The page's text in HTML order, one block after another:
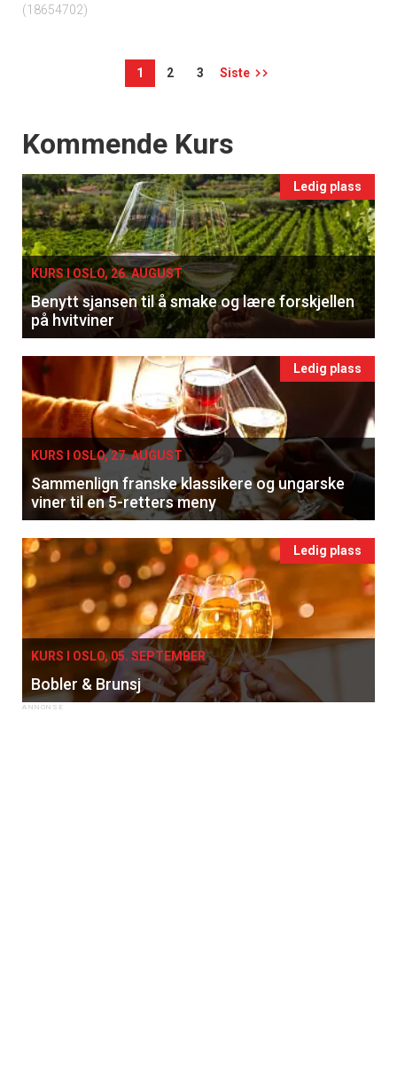
(18654702)
1 2 3 Siste
Events
Kommende Kurs
Ledig plass
KURS I OSLO, 26. AUGUST
Benytt sjansen til å smake og lære forskjellen
på hvitviner
Ledig plass
KURS I OSLO, 27. AUGUST
Sammenlign franske klassikere og ungarske
viner til en 5-retters meny
Ledig plass
KURS I OSLO, 05. SEPTEMBER
Bobler & Brunsj